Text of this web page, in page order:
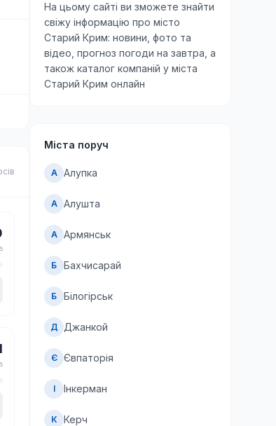
На цьому сайті ви зможете знайти
свіжу інформацію про місто
Старий Крим: новини, фото та
відео, прогноз погоди на завтра, а
також каталог компаній у міста
Старий Крим онлайн
Міста поруч
А Алупка
А Алушта
А Армянськ
Б Бахчисарай
Б Білогірськ
Д Джанкой
Є Євпаторія
І Інкерман
К Керч